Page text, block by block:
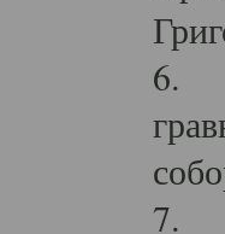
6.
7.